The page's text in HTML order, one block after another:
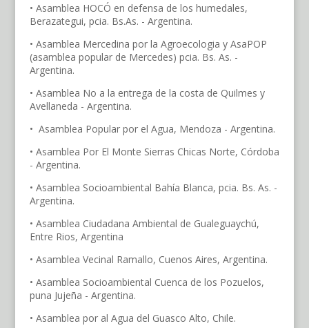
• Asamblea HOCÓ en defensa de los humedales,
Berazategui, pcia. Bs.As. - Argentina.
• Asamblea Mercedina por la Agroecologia y AsaPOP
(asamblea popular de Mercedes) pcia. Bs. As. -
Argentina.
• Asamblea No a la entrega de la costa de Quilmes y
Avellaneda - Argentina.
• Asamblea Popular por el Agua, Mendoza - Argentina.
• Asamblea Por El Monte Sierras Chicas Norte, Córdoba
- Argentina.
• Asamblea Socioambiental Bahía Blanca, pcia. Bs. As. -
Argentina.
• Asamblea Ciudadana Ambiental de Gualeguaychú,
Entre Rios, Argentina
• Asamblea Vecinal Ramallo, Cuenos Aires, Argentina.
• Asamblea Socioambiental Cuenca de los Pozuelos,
puna Jujeña - Argentina.
• Asamblea por al Agua del Guasco Alto, Chile.